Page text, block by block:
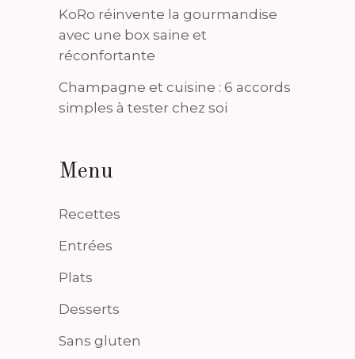
KoRo réinvente la gourmandise
avec une box saine et
réconfortante
Champagne et cuisine : 6 accords
simples à tester chez soi
Menu
Recettes
Entrées
Plats
Desserts
Sans gluten